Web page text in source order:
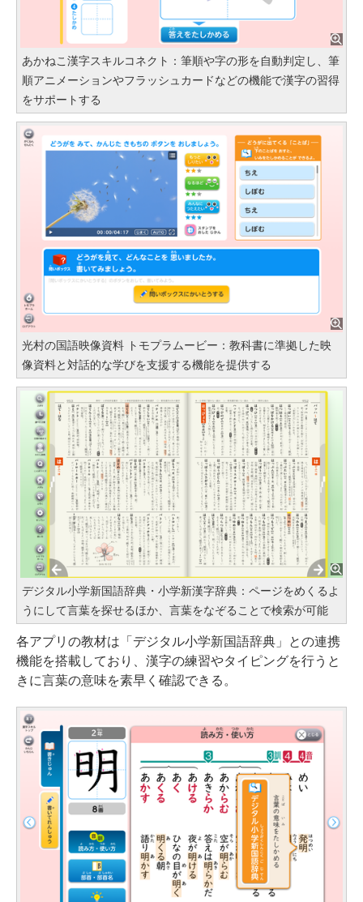
あかねこ漢字スキルコネクト：筆順や字の形を自動判定し、筆
順アニメーションやフラッシュカードなどの機能で漢字の習得
をサポートする
光村の国語映像資料 トモプラムービー：教科書に準拠した映
像資料と対話的な学びを支援する機能を提供する
デジタル小学新国語辞典・小学新漢字辞典：ページをめくるよ
うにして言葉を探せるほか、言葉をなぞることで検索が可能
各アプリの教材は「デジタル小学新国語辞典」との連携
機能を搭載しており、漢字の練習やタイピングを行うと
きに言葉の意味を素早く確認できる。